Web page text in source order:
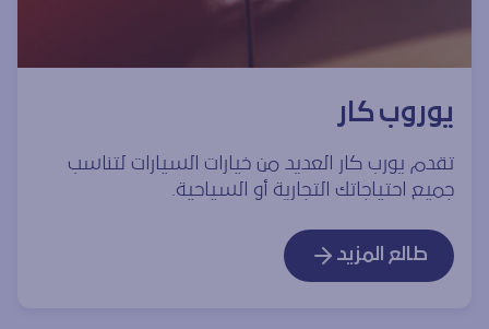
يوروب كار
تقدم يورب كار العديد من خيارات السيارات لتناسب
جميع احتياجاتك التجارية أو السياحية.
طالع المزيد